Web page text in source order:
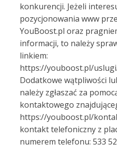
konkurencji. Jeżeli
pozycjonowania www
YouBoost.pl oraz
informacji, to należy
linkiem:
https://youboost.pl/
Dodatkowe wątpliwości
należy zgłaszać za
kontaktowego
https://youboost.pl/
kontakt telefoniczny z
numerem telefonu: 533